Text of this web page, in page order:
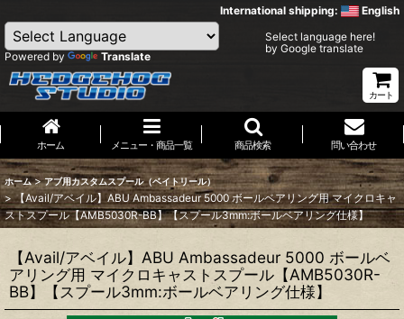
International shipping: English
Powered by Translate
Select language here!
by Google translate
カート
ホーム メニュー・商品一覧 商品検索 問い合わせ
ホーム > アブ用カスタムスプール（ベイトリール）
> 【Avail/アベイル】ABU Ambassadeur 5000 ボールベアリング用 マイクロキャ
ストスプール【AMB5030R-BB】【スプール3mm:ボールベアリング仕様】
【Avail/アベイル】ABU Ambassadeur 5000 ボールベ
アリング用 マイクロキャストスプール【AMB5030R-
BB】【スプール3mm:ボールベアリング仕様】